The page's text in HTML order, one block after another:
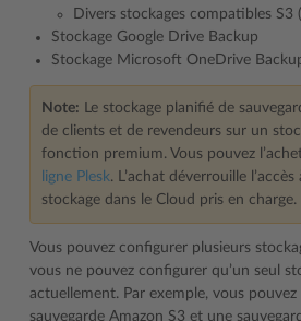
Divers stockages compatibles S3
Stockage Google Drive Backup
Stockage Microsoft OneDrive
Note: Le stockage planifié de
de clients et de revendeurs sur un
fonction premium. Vous pouvez
ligne Plesk. L’achat déverrouille
stockage dans le Cloud pris en charge.
Vous pouvez configurer plusieurs
vous ne pouvez configurer qu’un seul
actuellement. Par exemple, vous
sauvegarde Amazon S3 et une